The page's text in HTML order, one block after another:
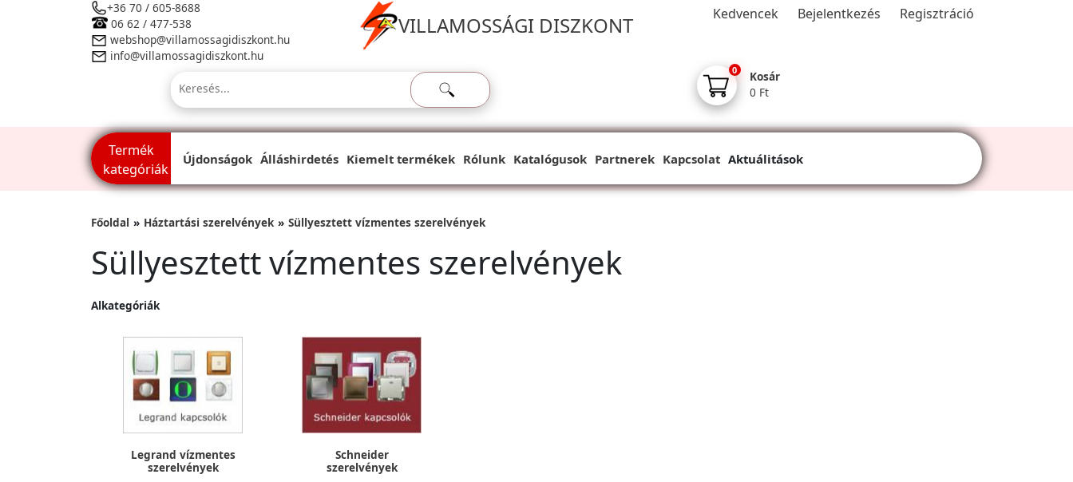
+36 70 / 605-8688
06 62 / 477-538
webshop@villamossagidiszkont.hu
info@villamossagidiszkont.hu
VILLAMOSSÁGI DISZKONT Kedvencek Bejelentkezés Regisztráció
0
Kosár
0 Ft
Termék
kategóriák
Újdonságok Álláshirdetés Kiemelt termékek Rólunk Katalógusok Partnerek Kapcsolat Aktuálitások
Főoldal Háztartási szerelvények Süllyesztett vízmentes szerelvények
Süllyesztett vízmentes szerelvények
Alkategóriák
Legrand vízmentes
szerelvények
Schneider
szerelvények